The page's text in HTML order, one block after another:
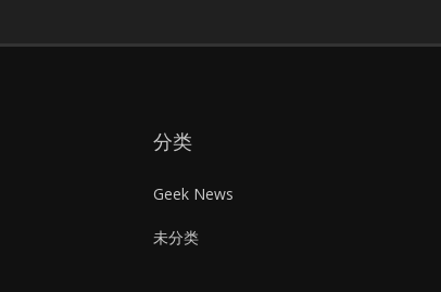
分类
Geek News
未分类